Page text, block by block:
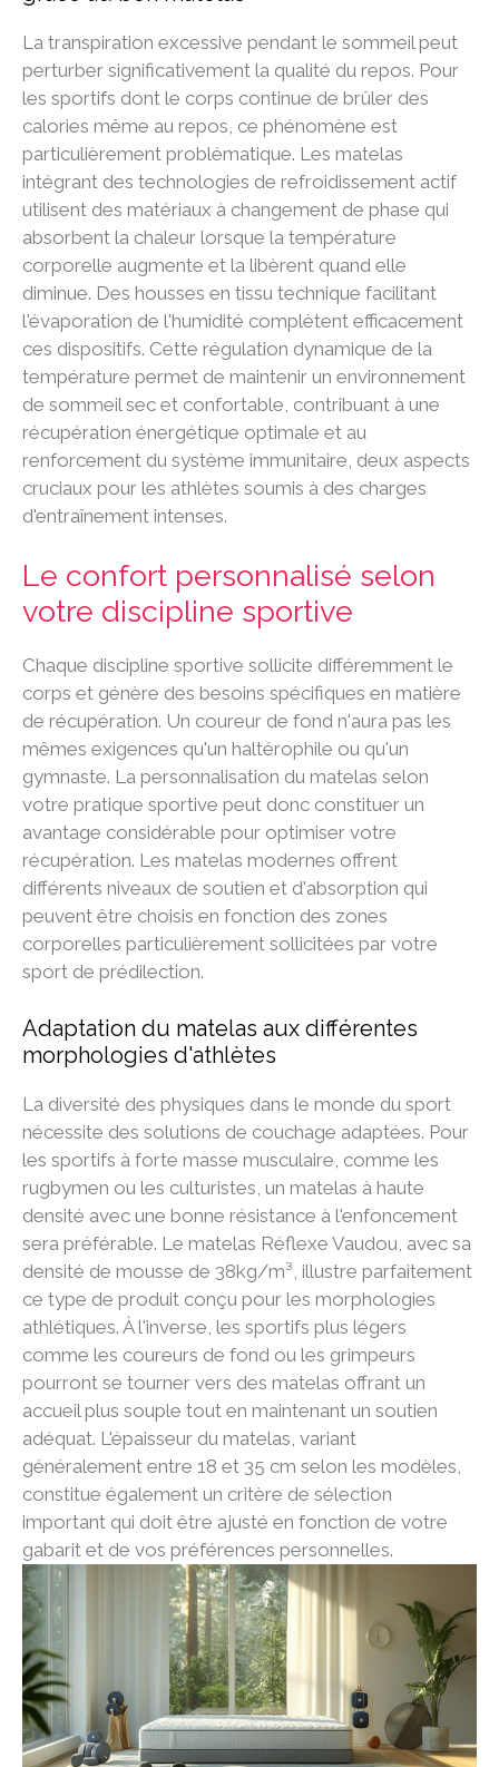
La transpiration excessive pendant le sommeil peut
perturber significativement la qualité du repos. Pour
les sportifs dont le corps continue de brûler des
calories même au repos, ce phénomène est
particulièrement problématique. Les matelas
intégrant des technologies de refroidissement actif
utilisent des matériaux à changement de phase qui
absorbent la chaleur lorsque la température
corporelle augmente et la libèrent quand elle
diminue. Des housses en tissu technique facilitant
l'évaporation de l'humidité complètent efficacement
ces dispositifs. Cette régulation dynamique de la
température permet de maintenir un environnement
de sommeil sec et confortable, contribuant à une
récupération énergétique optimale et au
renforcement du système immunitaire, deux aspects
cruciaux pour les athlètes soumis à des charges
d'entraînement intenses.
Le confort personnalisé selon
votre discipline sportive
Chaque discipline sportive sollicite différemment le
corps et génère des besoins spécifiques en matière
de récupération. Un coureur de fond n'aura pas les
mêmes exigences qu'un haltérophile ou qu'un
gymnaste. La personnalisation du matelas selon
votre pratique sportive peut donc constituer un
avantage considérable pour optimiser votre
récupération. Les matelas modernes offrent
différents niveaux de soutien et d'absorption qui
peuvent être choisis en fonction des zones
corporelles particulièrement sollicitées par votre
sport de prédilection.
Adaptation du matelas aux différentes
morphologies d'athlètes
La diversité des physiques dans le monde du sport
nécessite des solutions de couchage adaptées. Pour
les sportifs à forte masse musculaire, comme les
rugbymen ou les culturistes, un matelas à haute
densité avec une bonne résistance à l'enfoncement
sera préférable. Le matelas Réflexe Vaudou, avec sa
densité de mousse de 38kg/m³, illustre parfaitement
ce type de produit conçu pour les morphologies
athlétiques. À l'inverse, les sportifs plus légers
comme les coureurs de fond ou les grimpeurs
pourront se tourner vers des matelas offrant un
accueil plus souple tout en maintenant un soutien
adéquat. L'épaisseur du matelas, variant
généralement entre 18 et 35 cm selon les modèles,
constitue également un critère de sélection
important qui doit être ajusté en fonction de votre
gabarit et de vos préférences personnelles.